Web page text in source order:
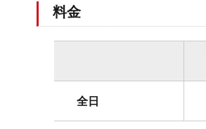
料金
全日